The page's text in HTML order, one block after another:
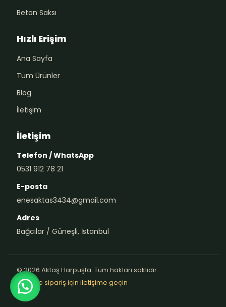
Beton Saksı
Hızlı Erişim
Ana Sayfa
Tüm Ürünler
Blog
İletişim
İletişim
Telefon / WhatsApp
0531 912 78 21
E-posta
enesaktas3434@gmail.com
Adres
Bağcılar / Güneşli, İstanbul
© 2026 Aktaş Harpuşta. Tüm hakları saklıdır.
Teklif ve sipariş için iletişime geçin